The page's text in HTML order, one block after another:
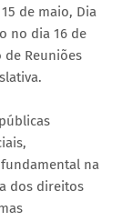
de maio, Dia
no dia 16 de
de Reuniões
na
dos direitos